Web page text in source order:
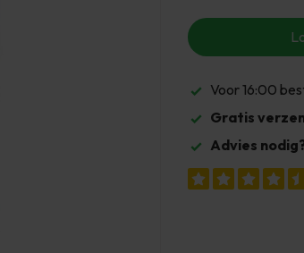
Voor 16:00
Gratis
Advies